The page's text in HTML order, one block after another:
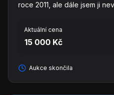
roce 2011, ale dále jsem ji
Aktuální cena
15 000 Kč
Aukce skončila